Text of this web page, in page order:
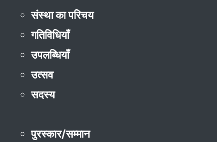
संस्था का परिचय
गतिविधियाँ
उपलब्धियाँ
उत्सव
सदस्य
पुरस्कार/सम्मान